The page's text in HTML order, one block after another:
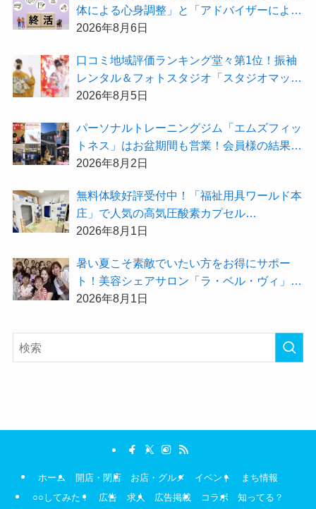
体による心身調整」と「アドバイザーによる
身辺整理の準備」をしてみませんか？
2026年8月6日
⼝コミ地域評価ランキング堂々第1位！振袖
レンタル＆フォトスタジオ「スタジオマック
ス」がお得な『2026年8月限定キャンペー
2026年8月5日
パーソナルトレーニングジム「エムズフィッ
トネス」はお盆期間も営業！会員様の結果を
大公開★
2026年8月2日
無料体験好評受付中！「福祉用具ワールド本
庄」で人気の高気圧酸素カプセル
「O2BOX（30分500円）」で夏バテ撃退★
2026年8月1日
暑い夏こそ素敵でいたい方をお得にサポー
ト！美容シェアサロン「ラ・ベル・ヴィ」か
ら2026年8月のお得情報が届きました！
2026年8月1日
ホーム 開店・閉店 お店・グルメ イベント
まち情報
○○してみた！
広告 求人 広告掲載 コラボ 知ってる？